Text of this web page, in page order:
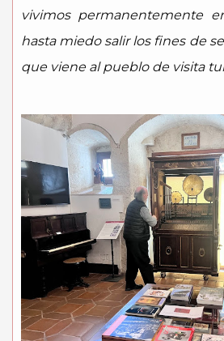
vivimos permanentemente
hasta miedo salir los fines de
que viene al pueblo de visita